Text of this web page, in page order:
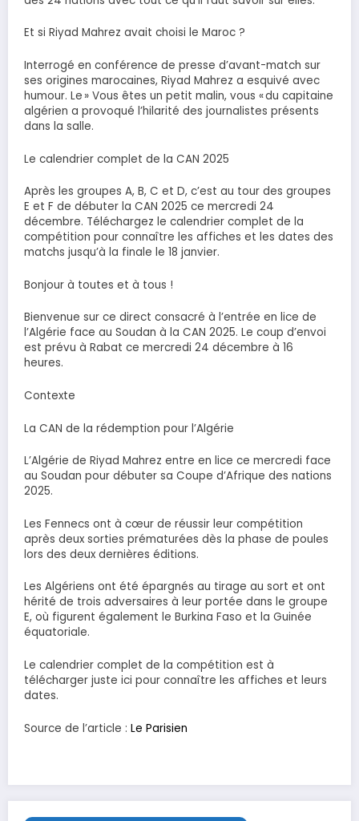
Et si Riyad Mahrez avait choisi le Maroc ?
Interrogé en conférence de presse d’avant-match sur
ses origines marocaines, Riyad Mahrez a esquivé avec
humour. Le » Vous êtes un petit malin, vous « du capitaine
algérien a provoqué l’hilarité des journalistes présents
dans la salle.
Le calendrier complet de la CAN 2025
Après les groupes A, B, C et D, c’est au tour des groupes
E et F de débuter la CAN 2025 ce mercredi 24
décembre. Téléchargez le calendrier complet de la
compétition pour connaître les affiches et les dates des
matchs jusqu’à la finale le 18 janvier.
Bonjour à toutes et à tous !
Bienvenue sur ce direct consacré à l’entrée en lice de
l’Algérie face au Soudan à la CAN 2025. Le coup d’envoi
est prévu à Rabat ce mercredi 24 décembre à 16
heures.
Contexte
La CAN de la rédemption pour l’Algérie
L’Algérie de Riyad Mahrez entre en lice ce mercredi face
au Soudan pour débuter sa Coupe d’Afrique des nations
2025.
Les Fennecs ont à cœur de réussir leur compétition
après deux sorties prématurées dès la phase de poules
lors des deux dernières éditions.
Les Algériens ont été épargnés au tirage au sort et ont
hérité de trois adversaires à leur portée dans le groupe
E, où figurent également le Burkina Faso et la Guinée
équatoriale.
Le calendrier complet de la compétition est à
télécharger juste ici pour connaître les affiches et leurs
dates.
Source de l’article : Le Parisien